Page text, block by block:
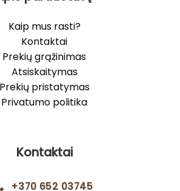
Kaip mus rasti?
Kontaktai
Prekių grąžinimas
Atsiskaitymas
Prekių pristatymas
Privatumo politika
Kontaktai
+370 652 03745